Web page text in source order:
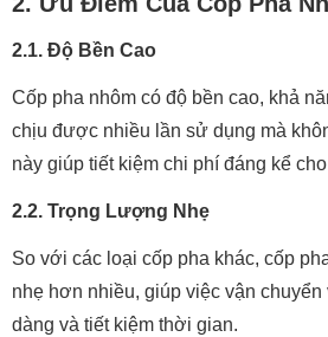
2.1. Độ Bền Cao
Cốp pha nhôm có độ bền cao, khả
chịu được nhiều lần sử dụng mà
này giúp tiết kiệm chi phí đáng kể
2.2. Trọng Lượng Nhẹ
So với các loại cốp pha khác, cốp
nhẹ hơn nhiều, giúp việc vận
dàng và tiết kiệm thời gian.